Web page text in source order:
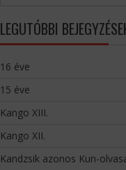
LEGUTÓBBI
16 éve
15 éve
Kango XIII.
Kango XII.
Kandzsik azonos Kun-